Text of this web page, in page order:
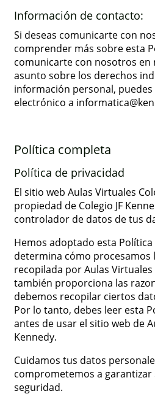
Información de contacto:
Si deseas comunicarte con
comprender más sobre esta
comunicarte con nosotros en
asunto sobre los derechos
información personal,
electrónico a
Política completa
Política de privacidad
El sitio web Aulas Virtuales
propiedad de Colegio JF
controlador de datos de tus
Hemos adoptado esta
determina cómo procesamos
recopilada por Aulas
también proporciona las
debemos recopilar ciertos
Por lo tanto, debes leer esta
antes de usar el sitio web de
Kennedy.
Cuidamos tus datos
comprometemos a
seguridad.